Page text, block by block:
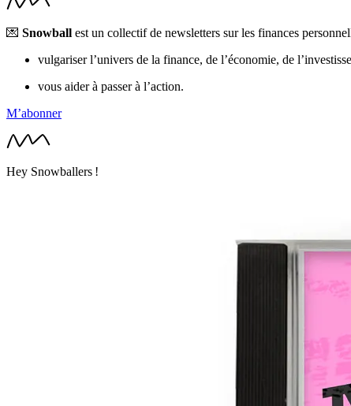
💌 Snowball est un collectif de newsletters sur les finances
vulgariser l’univers de la finance, de l’économie, de
vous aider à passer à l’action.
M’abonner
Hey Snowballers !